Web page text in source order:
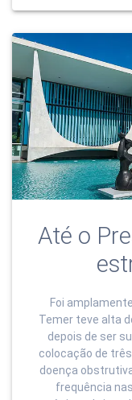
Até o
Foi
Temer teve alta
depois de ser
colocação de
doença
frequência